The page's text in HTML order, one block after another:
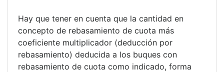
Hay que tener en cuenta que la cantidad en
concepto de rebasamiento de cuota más
coeficiente multiplicador (deducción por
rebasamiento) deducida a los buques con
rebasamiento de cuota como indicado, forma